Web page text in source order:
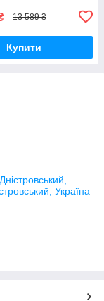
13 589 ₴
Купити
Україна